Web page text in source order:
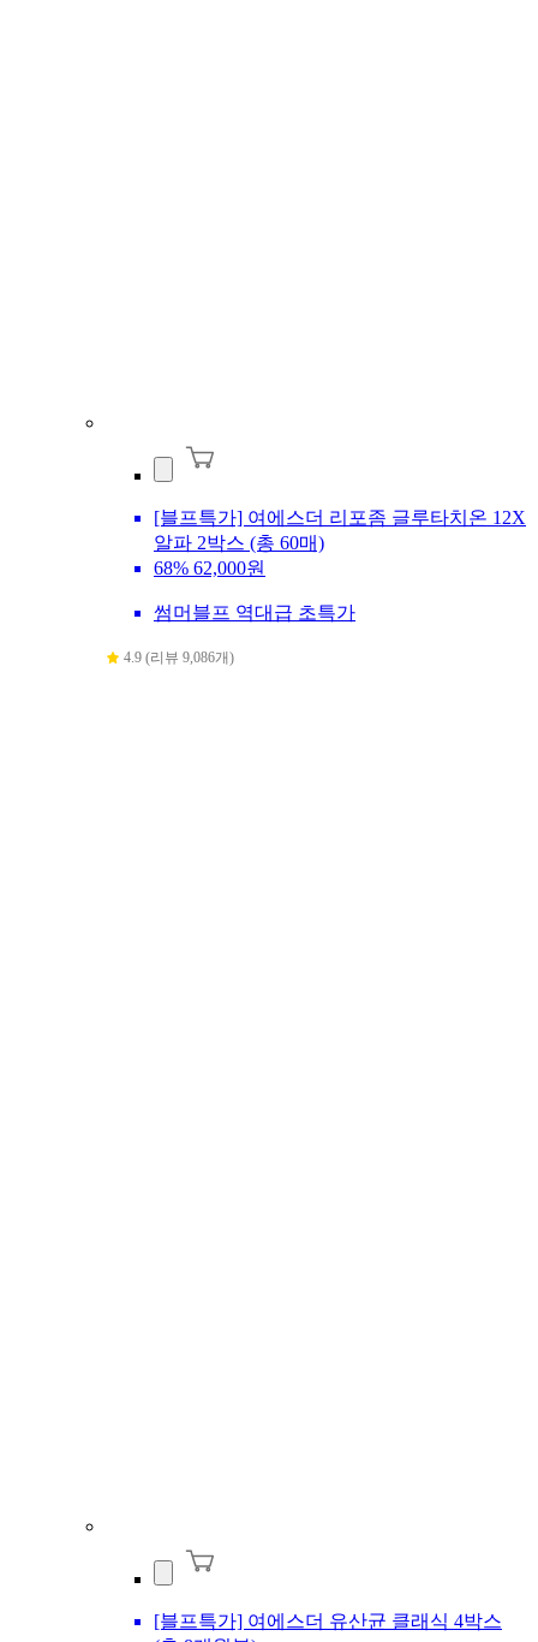
[블프특가] 여에스더 리포좀 글루타치온 12X
알파 2박스 (총 60매)
68% 62,000원
썸머블프 역대급 초특가
4.9 (리뷰 9,086개)
[블프특가] 여에스더 유산균 클래식 4박스